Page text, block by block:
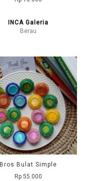
INCA Galeria
Berau
Bros Bulat Simple
Rp 55.000